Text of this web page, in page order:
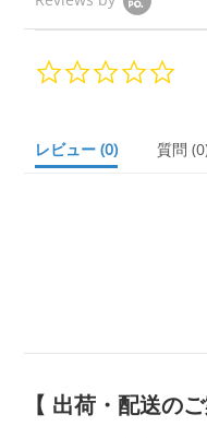
a
r
レビュー (0) 質問
【 出荷・配送の